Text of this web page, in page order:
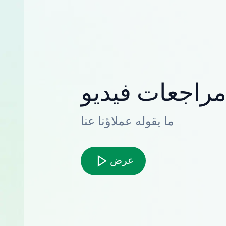
مراجعات فيديو
ما يقوله عملاؤنا عنا
عرض